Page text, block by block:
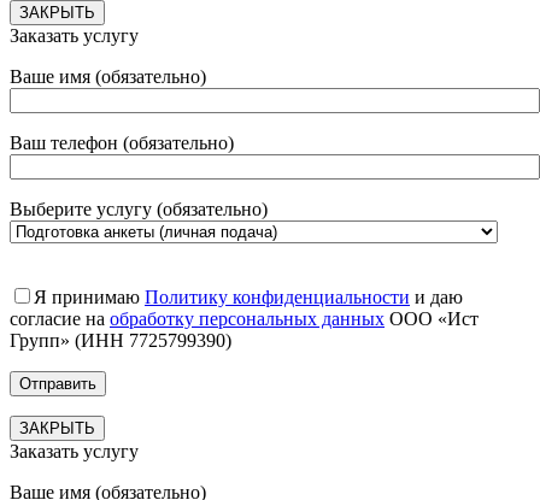
ЗАКРЫТЬ
Заказать услугу
Ваше имя (обязательно)
Ваш телефон (обязательно)
Выберите услугу (обязательно)
Я принимаю Политику конфиденциальности и даю
согласие на обработку персональных данных ООО «Ист
Групп» (ИНН 7725799390)
ЗАКРЫТЬ
Заказать услугу
Ваше имя (обязательно)